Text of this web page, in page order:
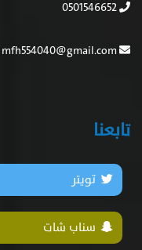
تابعنا
تويتر
سناب شات